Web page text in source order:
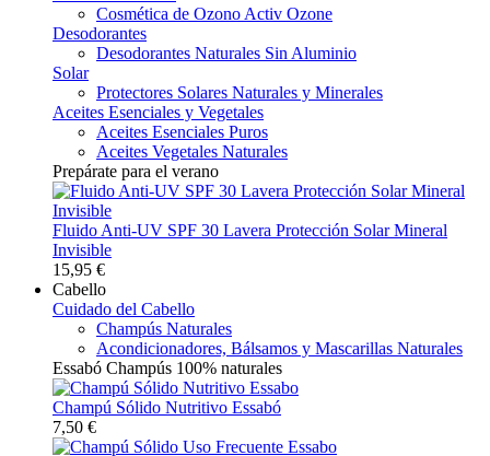
Cosmética de Ozono Activ Ozone
Desodorantes
Desodorantes Naturales Sin Aluminio
Solar
Protectores Solares Naturales y Minerales
Aceites Esenciales y Vegetales
Aceites Esenciales Puros
Aceites Vegetales Naturales
Prepárate para el verano
Fluido Anti-UV SPF 30 Lavera Protección Solar Mineral
Invisible
15,95 €
Cabello
Cuidado del Cabello
Champús Naturales
Acondicionadores, Bálsamos y Mascarillas Naturales
Essabó Champús 100% naturales
Champú Sólido Nutritivo Essabó
7,50 €